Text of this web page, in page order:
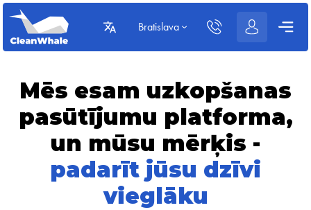
Bratislava
Mēs esam uzkopšanas
pasūtījumu platforma,
un mūsu mērķis -
padarīt jūsu dzīvi
vieglāku